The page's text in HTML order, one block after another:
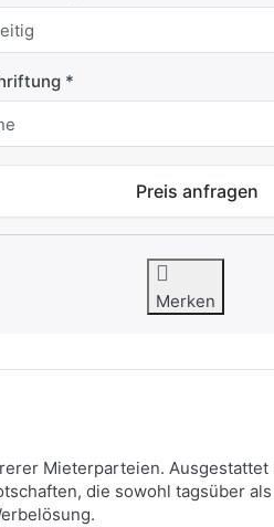
Preis anfragen
Merken
Mieterparteien.
die sowohl tagsüber